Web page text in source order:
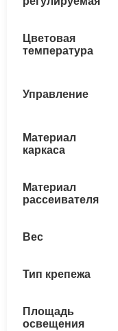
Цветовая
температура
Управление
Материал
каркаса
Материал
рассеивателя
Вес
Тип крепежа
Площадь
освещения